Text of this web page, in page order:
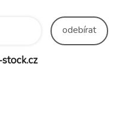
odebírat